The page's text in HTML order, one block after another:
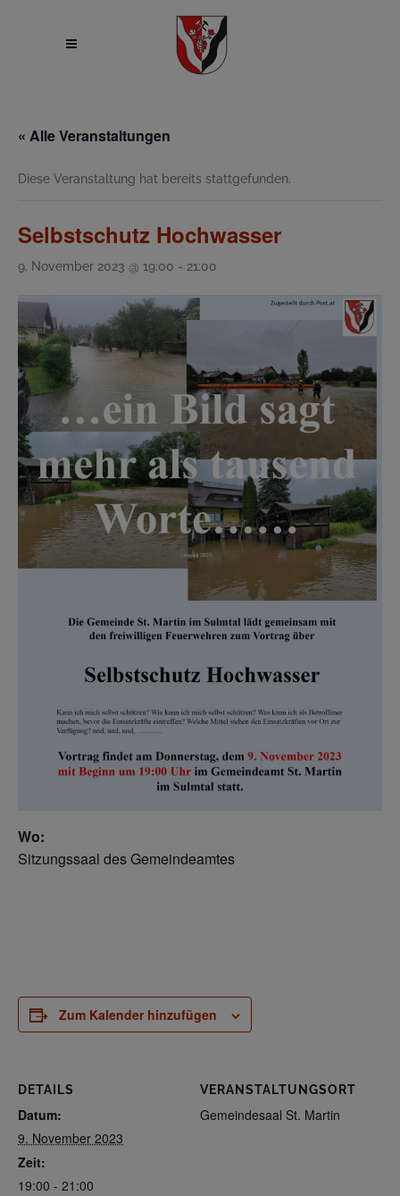
« Alle Veranstaltungen
Diese Veranstaltung hat bereits stattgefunden.
Selbstschutz Hochwasser
9. November 2023 @ 19:00 - 21:00
Wo:
Sitzungssaal des Gemeindeamtes
Zum Kalender hinzufügen
DETAILS
Datum:
9. November 2023
Zeit:
19:00 - 21:00
VERANSTALTUNGSORT
Gemeindesaal St. Martin